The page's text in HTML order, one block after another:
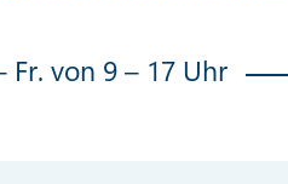
Fr. von 9 – 17 Uhr